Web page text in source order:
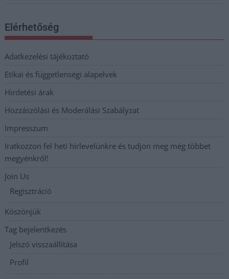
Elérhetőség
Adatkezelési tájékoztató
Etikai és függetlenségi alapelvek
Hirdetési árak
Hozzászólási és Moderálási Szabályzat
Impresszum
Iratkozzon fel heti hírlevelünkre és tudjon meg még többet
megyénkről!
Join Us
Regisztráció
Köszönjük
Tag bejelentkezés
Jelszó visszaállítása
Profil